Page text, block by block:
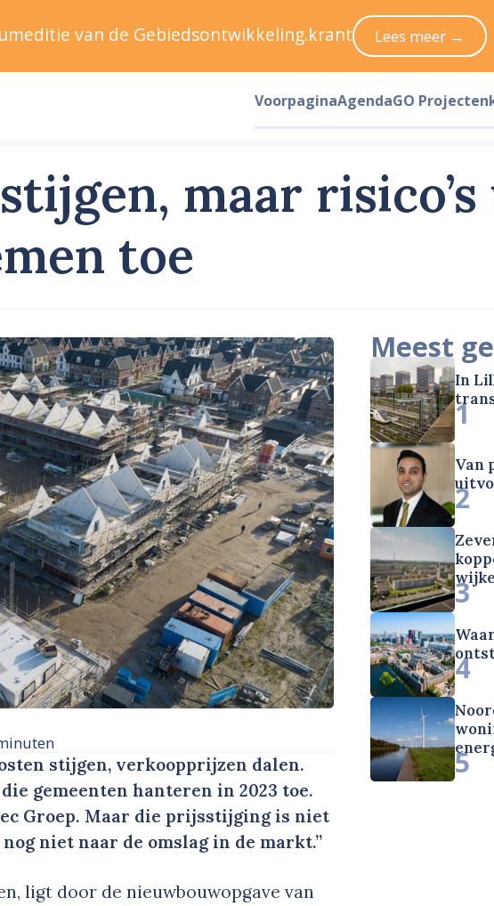
maar
toe
stijgen, verkoopprijzen dalen.
gemeenten hanteren in 2023 toe.
Groep. Maar die prijsstijging is niet
niet naar de omslag in de markt.”
ligt door de nieuwbouwopgave van
Meest
In
1
Van
2
3
4
5
van de Gebiedsontwikkeling.krant Lees meer →
VoorpaginaAgendaGO